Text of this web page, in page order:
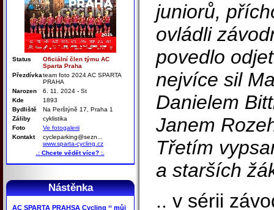
Status
Oficiální člen týmu AC
Sparta Praha
Přezdívkateam foto 2024 AC SPARTA
PRAHA
Narozen
6. 11. 2024 - St
Kde
1893
Bydliště
Na Perštýně 17, Praha 1
Záliby
cyklistika
Foto
Ve fotogalerii
Kontakt
cycleparking@sezn...
www.sparta-cycling.cz
.: Chcete vědět více? :.
Nástěnka
AC SPARTA PRAHSA Cycling ‘‘ můj
juniorů,
ovládli
povedlo
nejvíce sil
Danielem
Janem
Třetím
a starších
.. v sérii